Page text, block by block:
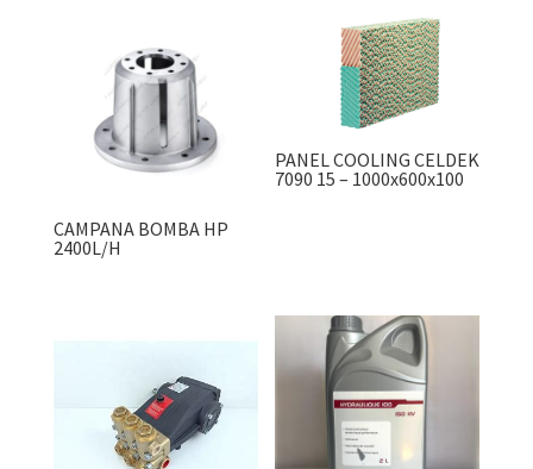
CAMPANA BOMBA HP
2400L/H
PANEL COOLING CELDEK
7090 15 – 1000x600x100